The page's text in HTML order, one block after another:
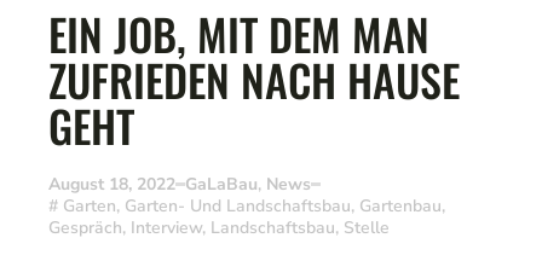
EIN JOB, MIT DEM MAN
ZUFRIEDEN NACH HAUSE
GEHT
August 18, 2022 GaLaBau, News
# Garten, Garten- Und Landschaftsbau, Gartenbau,
Gespräch, Interview, Landschaftsbau, Stelle